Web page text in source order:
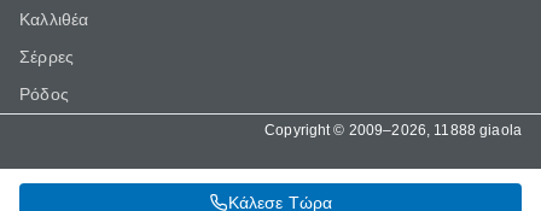
Κάλεσε Τώρα
Καλλιθέα
Σέρρες
Ρόδος
Copyright © 2009–2026, 11888 giaola